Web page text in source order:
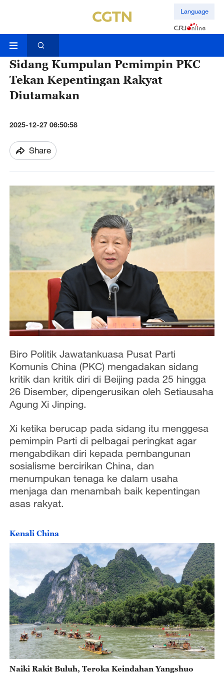
Language
Sidang Kumpulan Pemimpin PKC
Tekan Kepentingan Rakyat
Diutamakan
2025-12-27 06:50:58
Share
Biro Politik Jawatankuasa Pusat Parti
Komunis China (PKC) mengadakan sidang
kritik dan kritik diri di Beijing pada 25 hingga
26 Disember, dipengerusikan oleh Setiausaha
Agung Xi Jinping.
Xi ketika berucap pada sidang itu menggesa
pemimpin Parti di pelbagai peringkat agar
mengabdikan diri kepada pembangunan
sosialisme bercirikan China, dan
menumpukan tenaga ke dalam usaha
menjaga dan menambah baik kepentingan
asas rakyat.
Kenali China
Naiki Rakit Buluh, Teroka Keindahan Yangshuo